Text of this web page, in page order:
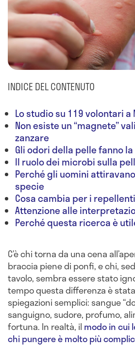
INDICE DEL CONTENUTO
Lo studio su 119 volontari a
Non esiste un “magnete”
zanzare
Gli odori della pelle fanno
Il ruolo dei microbi sulla
Perché gli uomini
specie
Cosa cambia per i repellenti
Attenzione alle
Perché questa ricerca è
C’è chi torna da una cena
braccia piene di ponfi, e chi,
tavolo, sembra essere stato
tempo questa differenza è
spiegazioni semplici: sangue
sanguigno, sudore, profumo,
fortuna. In realtà, il modo in cui
chi pungere è molto più